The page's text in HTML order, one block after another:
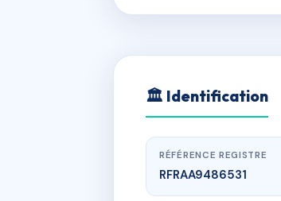
🏛 Identification
RÉFÉRENCE REGISTRE
RFRAA9486531